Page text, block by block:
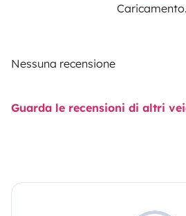
Nessuna recensione
Guarda le recensioni di altri